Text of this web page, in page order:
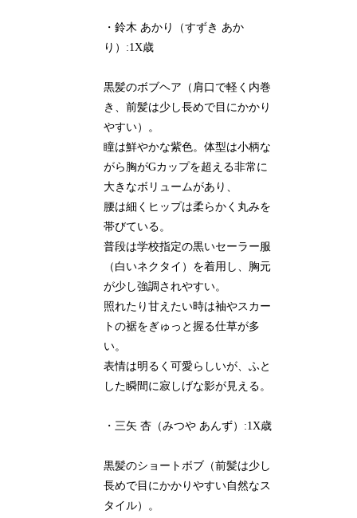
・鈴木 あかり（すずき あか
り）:1X歳
黒髪のボブヘア（肩口で軽く内巻
き、前髪は少し長めで目にかかり
やすい）。
瞳は鮮やかな紫色。体型は小柄な
がら胸がGカップを超える非常に
大きなボリュームがあり、
腰は細くヒップは柔らかく丸みを
帯びている。
普段は学校指定の黒いセーラー服
（白いネクタイ）を着用し、胸元
が少し強調されやすい。
照れたり甘えたい時は袖やスカー
トの裾をぎゅっと握る仕草が多
い。
表情は明るく可愛らしいが、ふと
した瞬間に寂しげな影が見える。
・三矢 杏（みつや あんず）:1X歳
黒髪のショートボブ（前髪は少し
長めで目にかかりやすい自然なス
タイル）。